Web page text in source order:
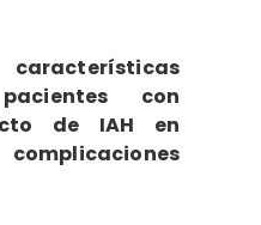
con
de IAH en